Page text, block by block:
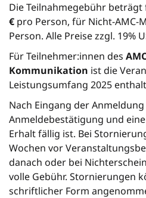
Die Teilnahmegebühr
€ pro Person, für Nicht-AMC-
Person. Alle Preise zzgl. 19%
Für Teilnehmer:innen des
Kommunikation ist die
Leistungsumfang 2025
Nach Eingang der
Anmeldebestätigung und
Erhalt fällig ist. Bei
Wochen vor
danach oder bei
volle Gebühr. Stornierungen
schriftlicher Form